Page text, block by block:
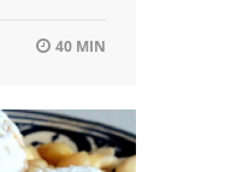
40 MIN